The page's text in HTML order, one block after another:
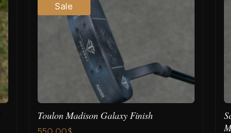
Sale
Toulon Madison Galaxy Finish